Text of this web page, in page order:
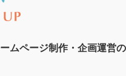
ムページ制作・企画運営